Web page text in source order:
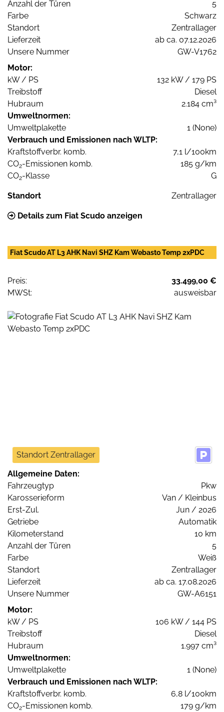
Anzahl der Türen
5
Farbe
Schwarz
Standort
Zentrallager
Lieferzeit
ab ca. 07.12.2026
Unsere Nummer
GW-V1762
Motor:
kW / PS
132 kW / 179 PS
Treibstoff
Diesel
Hubraum
2.184 cm³
Umweltnormen:
Umweltplakette
1 (None)
Verbrauch und Emissionen nach WLTP:
Kraftstoffverbr. komb.
7,1 l/100km
CO2-Emissionen komb.
185 g/km
CO2-Klasse G
Standort Zentrallager
Details zum Fiat Scudo anzeigen
Fiat Scudo AT L3 AHK Navi SHZ Kam Webasto Temp 2xPDC
Preis:
33.499,00 €
MWSt:
ausweisbar
Standort Zentrallager
Allgemeine Daten:
Fahrzeugtyp
Pkw
Karosserieform
Van / Kleinbus
Erst-Zul.
Jun / 2026
Getriebe
Automatik
Kilometerstand
10 km
Anzahl der Türen
5
Farbe
Weiß
Standort
Zentrallager
Lieferzeit
ab ca. 17.08.2026
Unsere Nummer
GW-A6151
Motor:
kW / PS
106 kW / 144 PS
Treibstoff
Diesel
Hubraum
1.997 cm³
Umweltnormen:
Umweltplakette
1 (None)
Verbrauch und Emissionen nach WLTP:
Kraftstoffverbr. komb.
6,8 l/100km
CO2-Emissionen komb.
179 g/km